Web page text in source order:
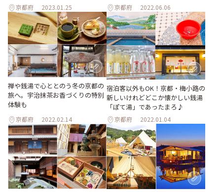
京都府 2023.01.25 京都府 2022.06.06
禅や銭湯で心ととのう冬の京都の
旅へ。宇治抹茶お香づくりの特別
体験も
京都府 2022.02.14
宿泊客以外もOK！京都・梅小路の
新しいけれどどこか懐かしい銭湯
「ぽて湯」であったまろ♪
京都府 2022.01.04